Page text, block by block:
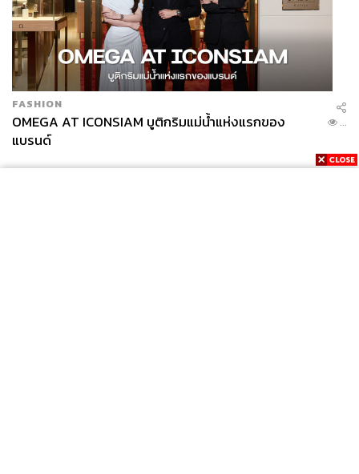
FASHION
OMEGA AT ICONSIAM บูติกริมแม่น้ำแห่งแรกของ
แบรนด์
...